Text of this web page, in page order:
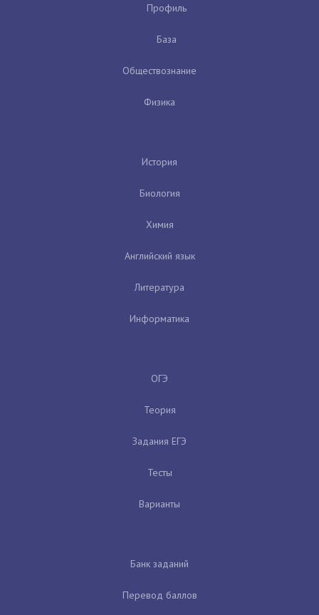
Профиль
База
Обществознание
Физика
История
Биология
Химия
Английский язык
Литература
Информатика
ОГЭ
Теория
Задания ЕГЭ
Тесты
Варианты
Банк заданий
Перевод баллов